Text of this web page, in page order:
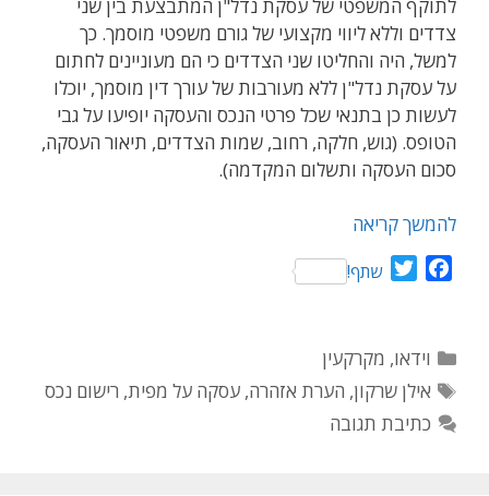
לתוקף המשפטי של עסקת נדל"ן המתבצעת בין שני
צדדים וללא ליווי מקצועי של גורם משפטי מוסמך. כך
למשל, היה והחליטו שני הצדדים כי הם מעוניינים לחתום
על עסקת נדל"ן ללא מעורבות של עורך דין מוסמך, יוכלו
לעשות כן בתנאי שכל פרטי הנכס והעסקה יופיעו על גבי
הטופס. (גוש, חלקה, רחוב, שמות הצדדים, תיאור העסקה,
סכום העסקה ותשלום המקדמה).
להמשך קריאה
b
o
o
T
t
e
r
שתף!
קטגוריות
וידאו, מקרקעין
תגיות
אילן שרקון, הערת אזהרה,עסקה על מפית, רישום נכס
כתיבת תגובה